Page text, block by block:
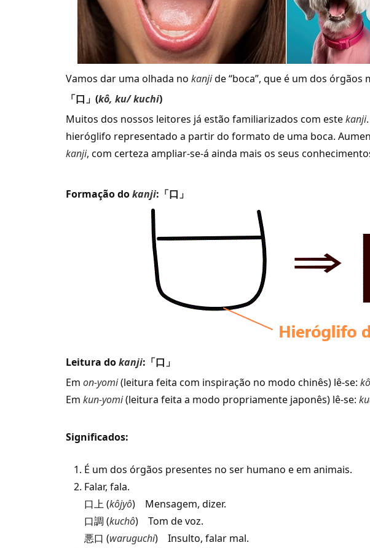
Vamos dar uma olhada no kanjide “boca”, que é um dos órgãos
「口」(kô, ku/ kuchi)
Muitos dos nossos leitores já estão familiarizados com estekanji
hieróglifo representado a partir do formato de uma boca.
kanji, com certeza ampliar-se-á ainda mais os seus
Formação dokanji:「口」
Leitura dokanji:「口」
Em on-yomi(leitura feita com inspiração no modo chinês) lê-se:
Em kun-yomi(leitura feita a modo propriamente japonês) lê-se:
Significados:
É um dos órgãos presentes no ser humano e em animais.
Falar, fala.
口上 (kôjyô) Mensagem, dizer.
口調 (kuchô) Tom de voz.
悪口 (waruguchi) Insulto, falar mal.